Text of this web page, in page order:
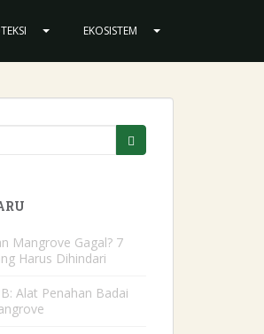
EKOSISTEM
Mangrove Gagal? 7
Harus Dihindari
Alat Penahan Badai